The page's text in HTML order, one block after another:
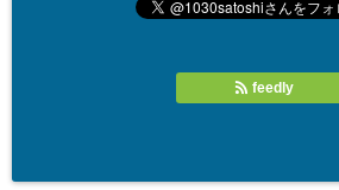
feedly